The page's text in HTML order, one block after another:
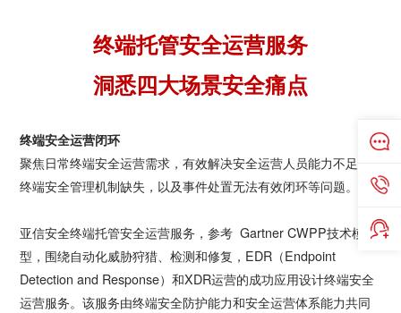
终端托管安全运营服务
洞悉四大场景安全痛点
终端安全运营闭环
聚焦日常终端安全运营需求，有效解决安全运营人员能力不足、
终端安全管理机制缺失，以及事件处置无法有效闭环等问题。
亚信安全终端托管安全运营服务，参考 Gartner CWPP技术模
型，围绕自动化威胁狩猎、检测和修复，EDR（Endpoint
Detection and Response）和XDR运营的成功应用设计终端安全
运营服务。该服务由终端安全防护能力和安全运营体系能力共同